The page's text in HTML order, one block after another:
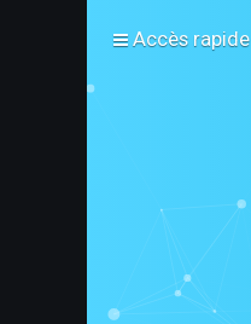
Accès rapide